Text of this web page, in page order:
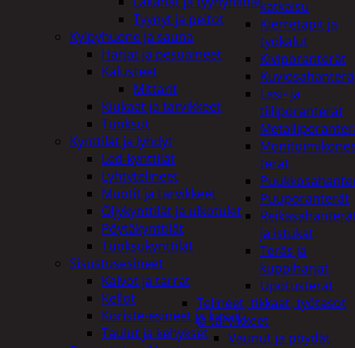
katkaisu
Kierretapit ja
työkalut
Kiviporanterät
Kuviosahanterä
Lasi- ja
tiiliporanterät
terät
Puuporanterät
ja istukat
Teräs ja
kuppiharjat
Upotusterät
Telineet, tikkaat, työtasot
ja tarvikkeet
Vaunut ja pöydät
Tyynyt ja peitot
Kylpyhuone ja sauna
Harjat ja pesuaineet
Kalusteet
Mittarit
Kiukaat ja tarvikkeet
Tuoksut
Kynttilät ja lyhdyt
Led-kynttilät
Lyhtytelineet
Muotit ja tarvikkeet
Öljykynttilät ja ulkotulet
Pöytäkynttilät
Tuoksukynttilät
Sisustusesineet
Kalvot ja tarrat
Kellot
Koriste-esineet ja kasvit
Taulut ja kehykset